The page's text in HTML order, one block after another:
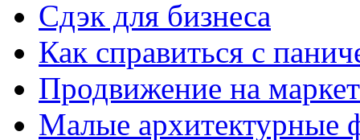
Сдэк для бизнеса
Как справиться с
Продвижение на
Малые архитектурные